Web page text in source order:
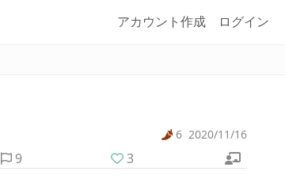
アカウント作成 ログイン
6 2020/11/16
9
3